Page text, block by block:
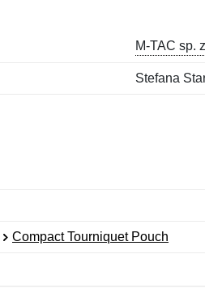
M-TAC sp.
Stefana
Compact Tourniquet Pouch